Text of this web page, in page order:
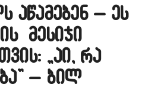
აწამებენ – ეს
მესიჯი
„აი, რა
– ბილ